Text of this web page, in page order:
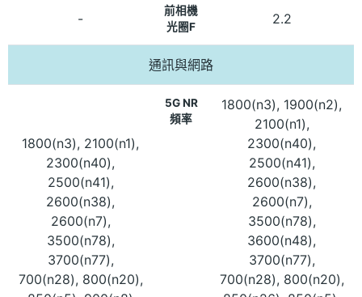
-
前相機
光圈F
2.2
通訊與網路
1800(n3), 2100(n1),
2300(n40),
2500(n41),
2600(n38),
2600(n7),
3500(n78),
3700(n77),
700(n28), 800(n20),
5G NR
頻率
1800(n3), 1900(n2),
2100(n1),
2300(n40),
2500(n41),
2600(n38),
2600(n7),
3500(n78),
3600(n48),
3700(n77),
700(n28), 800(n20),